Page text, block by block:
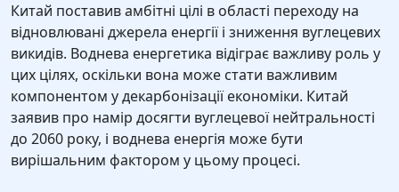
Китай поставив амбітні цілі в області переходу на
відновлювані джерела енергії і зниження вуглецевих
викидів. Воднева енергетика відіграє важливу роль у
цих цілях, оскільки вона може стати важливим
компонентом у декарбонізації економіки. Китай
заявив про намір досягти вуглецевої нейтральності
до 2060 року, і воднева енергія може бути
вирішальним фактором у цьому процесі.